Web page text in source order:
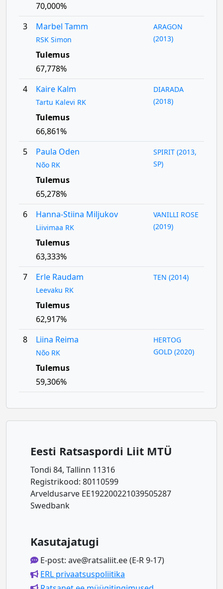
70,000%
3
Marbel Tamm
RSK Simon
ARAGON
(2013)
Tulemus
67,778%
4
Kaire Kalm
Tartu Kalevi RK
DIARADA
(2018)
Tulemus
66,861%
5
Paula Oden
Nõo RK
SPIRIT (2013,
SP)
Tulemus
65,278%
6
Hanna-Stiina Miljukov
Liivimaa RK
VANILLI ROSE
(2019)
Tulemus
63,333%
7
Erle Raudam
Leevaku RK
TEN (2014)
Tulemus
62,917%
8
Liina Reima
Nõo RK
HERTOG
GOLD (2020)
Tulemus
59,306%
Eesti Ratsaspordi Liit MTÜ
Tondi 84, Tallinn 11316
Registrikood: 80110599
Arveldusarve EE192200221039505287
Swedbank
Kasutajatugi
E-post: ave@ratsaliit.ee (E-R 9-17)
ERL privaatsuspoliitika